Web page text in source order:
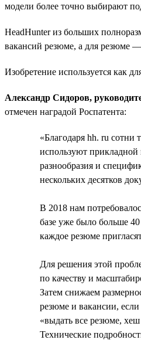
модели более точно выбирают
HeadHunter из больших
вакансий резюме, а для резюме
Изобретение используется как
Александр Сидоров,
отмечен наградой Роспатента:
«Благодаря hh. ru сотни
используют прикладной
разнообразия и
нескольких десятков
В 2018 нам
базе уже было больше
каждое резюме
Для решения этой
по качеству и
Затем снижаем
резюме и вакансии,
«выдать все резюме,
Технические